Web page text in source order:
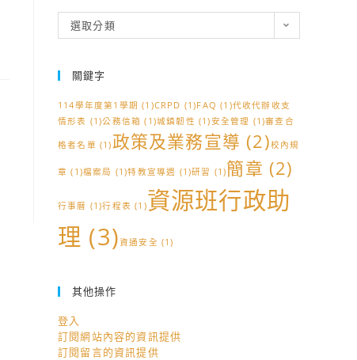
類
選取分類
關鍵字
114學年度第1學期 (1)CRPD (1)FAQ (1)代收代辦收支
情形表 (1)公務信箱 (1)城鎮韌性 (1)安全管理 (1)審查合
格者名單 (1)政策及業務宣導 (2)校內規
章 (1)檔案局 (1)特教宣導週 (1)研習 (1)簡章 (2)
行事曆 (1)行程表 (1)資源班行政助
理 (3)資通安全 (1)
其他操作
登入
訂閱網站內容的資訊提供
訂閱留言的資訊提供